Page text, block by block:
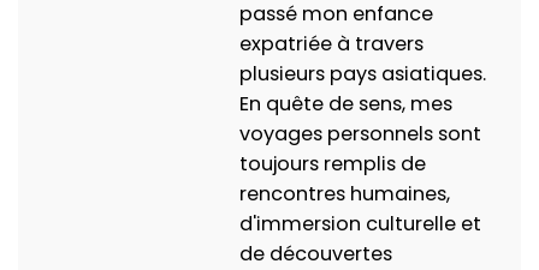
passé mon enfance
expatriée à travers
plusieurs pays asiatiques.
En quête de sens, mes
voyages personnels sont
toujours remplis de
rencontres humaines,
d'immersion culturelle et
de découvertes